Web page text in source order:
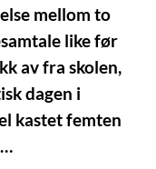
mellom to
like før
av fra skolen,
dagen i
kastet femten